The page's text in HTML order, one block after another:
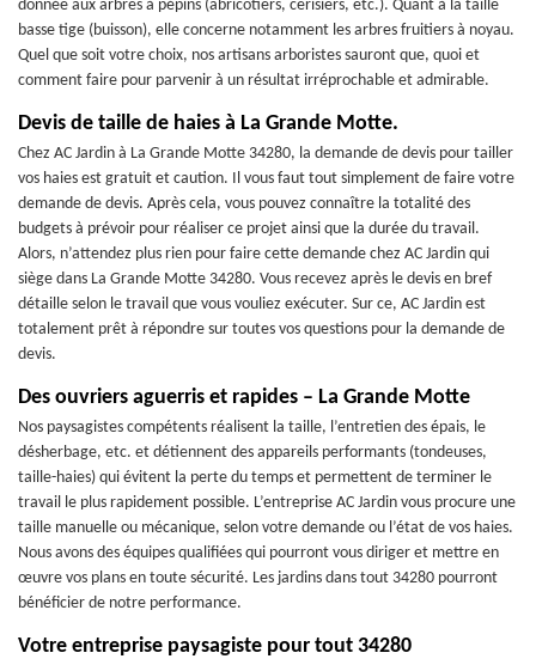
donnée aux arbres à pépins (abricotiers, cerisiers, etc.). Quant à la taille
basse tige (buisson), elle concerne notamment les arbres fruitiers à noyau.
Quel que soit votre choix, nos artisans arboristes sauront que, quoi et
comment faire pour parvenir à un résultat irréprochable et admirable.
Devis de taille de haies à La Grande Motte.
Chez AC Jardin à La Grande Motte 34280, la demande de devis pour tailler
vos haies est gratuit et caution. Il vous faut tout simplement de faire votre
demande de devis. Après cela, vous pouvez connaître la totalité des
budgets à prévoir pour réaliser ce projet ainsi que la durée du travail.
Alors, n’attendez plus rien pour faire cette demande chez AC Jardin qui
siège dans La Grande Motte 34280. Vous recevez après le devis en bref
détaille selon le travail que vous vouliez exécuter. Sur ce, AC Jardin est
totalement prêt à répondre sur toutes vos questions pour la demande de
devis.
Des ouvriers aguerris et rapides – La Grande Motte
Nos paysagistes compétents réalisent la taille, l’entretien des épais, le
désherbage, etc. et détiennent des appareils performants (tondeuses,
taille-haies) qui évitent la perte du temps et permettent de terminer le
travail le plus rapidement possible. L’entreprise AC Jardin vous procure une
taille manuelle ou mécanique, selon votre demande ou l’état de vos haies.
Nous avons des équipes qualifiées qui pourront vous diriger et mettre en
œuvre vos plans en toute sécurité. Les jardins dans tout 34280 pourront
bénéficier de notre performance.
Votre entreprise paysagiste pour tout 34280